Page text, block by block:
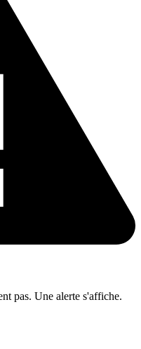
pas. Une alerte s'affiche.